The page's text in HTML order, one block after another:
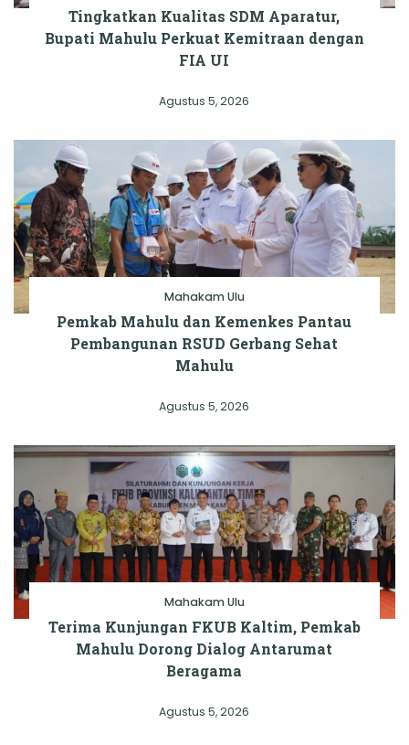
Tingkatkan Kualitas SDM Aparatur,
Bupati Mahulu Perkuat Kemitraan dengan
FIA UI
Agustus 5, 2026
Mahakam Ulu
Pemkab Mahulu dan Kemenkes Pantau
Pembangunan RSUD Gerbang Sehat
Mahulu
Agustus 5, 2026
Mahakam Ulu
Terima Kunjungan FKUB Kaltim, Pemkab
Mahulu Dorong Dialog Antarumat
Beragama
Agustus 5, 2026